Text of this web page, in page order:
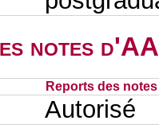
notes
Reports des
Autorisé